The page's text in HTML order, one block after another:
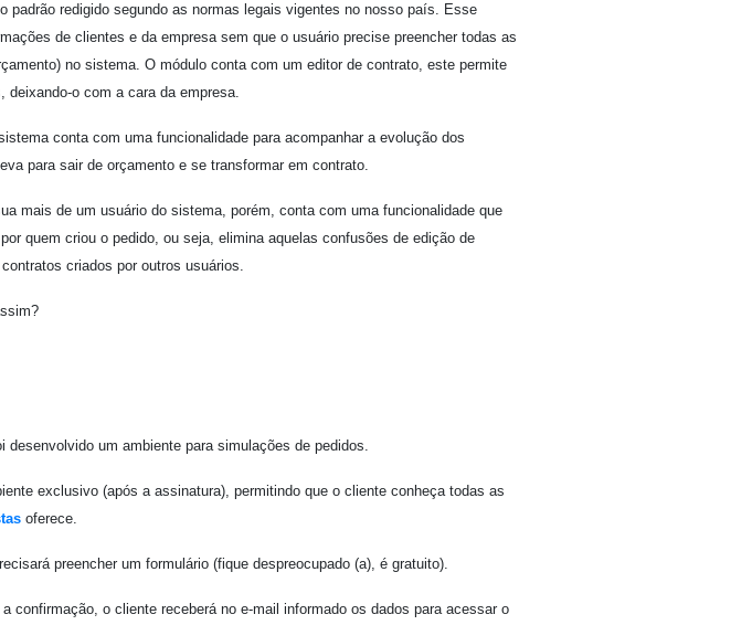
redigido segundo as normas legais vigentes no nosso país. Esse
de clientes e da empresa sem que o usuário precise preencher todas as
no sistema. O módulo conta com um editor de contrato, este permite
deixando-o com a cara da empresa.
conta com uma funcionalidade para acompanhar a evolução dos
para sair de orçamento e se transformar em contrato.
mais de um usuário do sistema, porém, conta com uma funcionalidade que
quem criou o pedido, ou seja, elimina aquelas confusões de edição de
criados por outros usuários.
desenvolvido um ambiente para simulações de pedidos.
exclusivo (após a assinatura), permitindo que o cliente conheça todas as
oferece.
preencher um formulário (fique despreocupado (a), é gratuito).
confirmação, o cliente receberá no e-mail informado os dados para acessar o